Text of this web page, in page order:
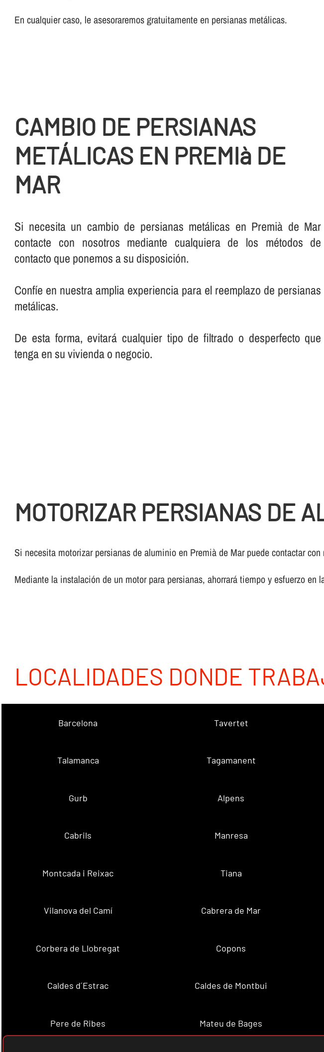
En cualquier caso, le asesoraremos gratuitamente en persianas metálicas.
CAMBIO DE PERSIANAS
METÁLICAS EN PREMIà DE
MAR
Si necesita un cambio de persianas metálicas en Premià de Mar
contacte con nosotros mediante cualquiera de los métodos de
contacto que ponemos a su disposición.
Confí­e en nuestra amplia experiencia para el reemplazo de persianas
metálicas.
De esta forma, evitará cualquier tipo de filtrado o desperfecto que
tenga en su vivienda o negocio.
MOTORIZAR PERSIANAS DE
Si necesita motorizar persianas de aluminio en Premià de Mar puede contactar
Mediante la instalación de un motor para persianas, ahorrará tiempo y esfuerzo en
LOCALIDADES DONDE
Barcelona Tavertet
Talamanca Tagamanent
Gurb Alpens
Cabrils Manresa
Montcada i Reixac Tiana
Vilanova del Camí Cabrera de Mar
Corbera de Llobregat Copons
Caldes d´Estrac Caldes de Montbui
Pere de Ribes Mateu de Bages